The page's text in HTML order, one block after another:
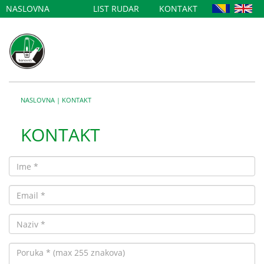
NASLOVNA LIST RUDAR KONTAKT
NASLOVNA | KONTAKT
KONTAKT